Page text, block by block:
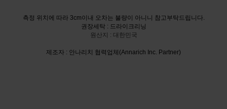
측정 위치에 따라 3cm이내 오차는 불량이 아니니 참고부탁드립니다.
권장세탁 : 드라이크리닝
원산지 : 대한민국
제조자 : 안나리치 협력업체(Annarich Inc. Partner)